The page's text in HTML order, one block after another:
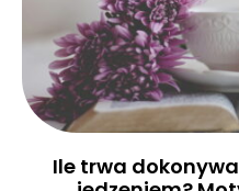
Ile trwa